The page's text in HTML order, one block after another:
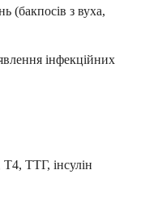
(бакпосів з вуха,
інфекційних
ТТГ, інсулін